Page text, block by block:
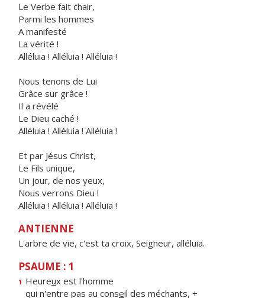
Le Verbe fait chair,
Parmi les hommes
A manifesté
La vérité !
Alléluia ! Alléluia ! Alléluia !
Nous tenons de Lui
Grâce sur grâce !
Il a révélé
Le Dieu caché !
Alléluia ! Alléluia ! Alléluia !
Et par Jésus Christ,
Le Fils unique,
Un jour, de nos yeux,
Nous verrons Dieu !
Alléluia ! Alléluia ! Alléluia !
ANTIENNE
L'arbre de vie, c'est ta croix, Seigneur, alléluia.
PSAUME : 1
1 Heureux est l'homme
qui n'entre pas au conseil des méchants, +